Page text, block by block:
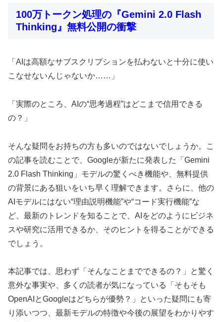
100万トークン処理の『Gemini 2.0 Flash
Thinking』無料公開の衝撃
「AIは高額なサブスクリプションを払わないと十分に使い
こなせないんじゃないか……」
「実際のところ、AIの“思考過程”はどこまで信用できる
の？」
そんな疑問をお持ちの方も多いのではないでしょうか。こ
の記事を読むことで、Googleが新たに発表した「Gemini
2.0 Flash Thinking」モデルの驚くべき機能や、無料提供
の背景にある狙いをいち早く理解できます。さらに、他の
AIモデルにはない“理由説明機能”や“コード実行機能”な
ど、最新のトレンドを知ることで、AIをどのようにビジネ
スや研究に活用できるか、そのヒントを得ることができる
でしょう。
本記事では、思わず「そんなことまでできるの？」と驚く
意外な事実や、多くの読者が気になっている「そもそも
OpenAIとGoogleはどちらが優勢？」といった疑問にも寄
り添いつつ、最新モデルの特徴や今後の展望をわかりやす